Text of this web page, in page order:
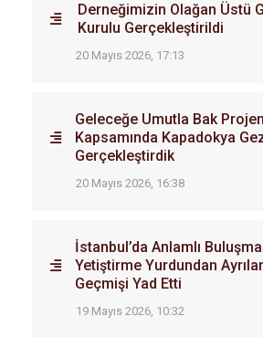
Derneğimizin Olağan Üstü
Kurulu Gerçekleştirildi
20 Mayıs 2026, 17:13
Geleceğe Umutla Bak
Kapsamında Kapadokya
Gerçekleştirdik
20 Mayıs 2026, 16:38
İstanbul’da Anlamlı
Yetiştirme Yurdundan
Geçmişi Yad Etti
19 Mayıs 2026, 10:32